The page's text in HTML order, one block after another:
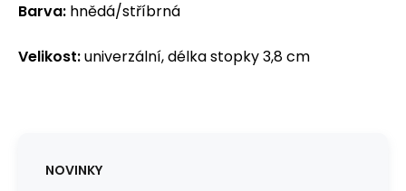
Barva: hnědá/stříbrná
Velikost:univerzální, délka stopky 3,8 cm
NOVINKY